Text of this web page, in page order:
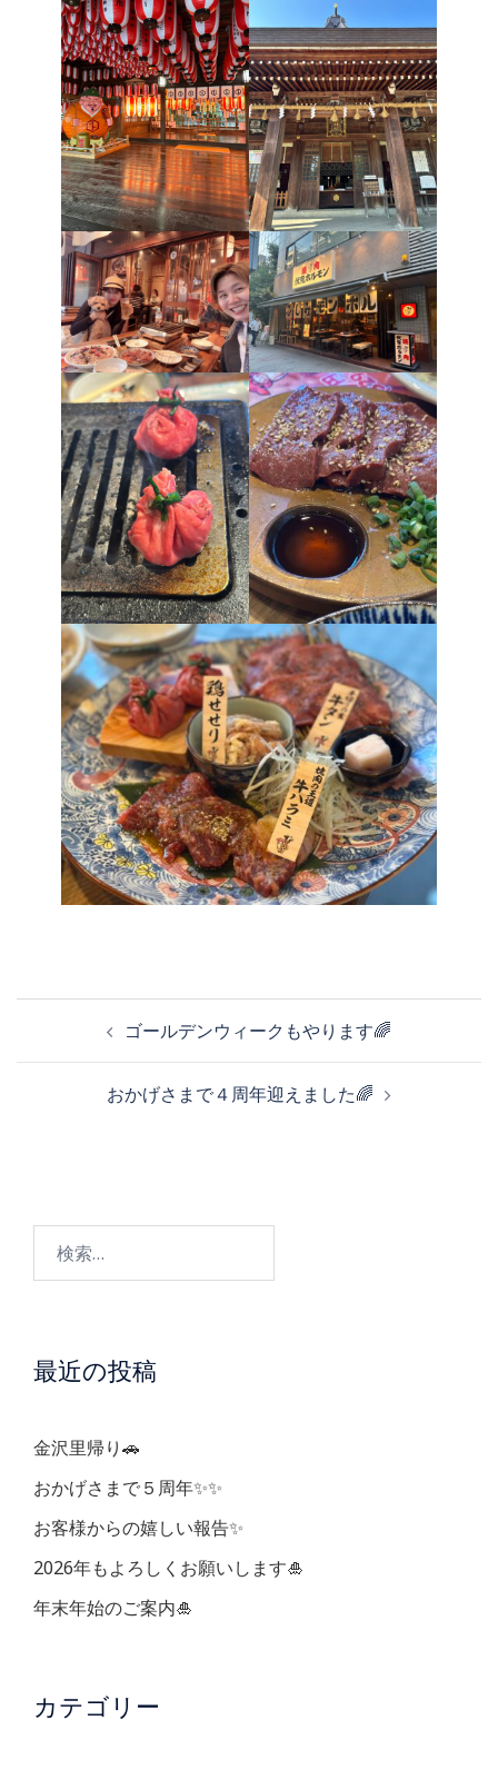
ゲ
シ
ョ
ン
ゴールデンウィークもやります🌈
おかげさまで４周年迎えました🌈
最近の投稿
金沢里帰り🚗
おかげさまで５周年✨✨
お客様からの嬉しい報告✨
2026年もよろしくお願いします🎍
年末年始のご案内🎍
カテゴリー